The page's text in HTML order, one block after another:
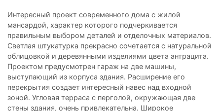
Интересный проект современного дома с жилой
мансардой, характер которого подчеркивается
правильным выбором деталей и отделочных материалов.
Светлая штукатурка прекрасно сочетается с натуральной
облицовкой и деревянными изделиями цвета антрацита.
Проектом предусмотрен гараж на две машины,
выступающий из корпуса здания. Расширение его
перекрытия создает интересный навес над входной
зоной. Угловая терраса с перголой, окружающая две
стены здания, очень привлекательна. Широкое